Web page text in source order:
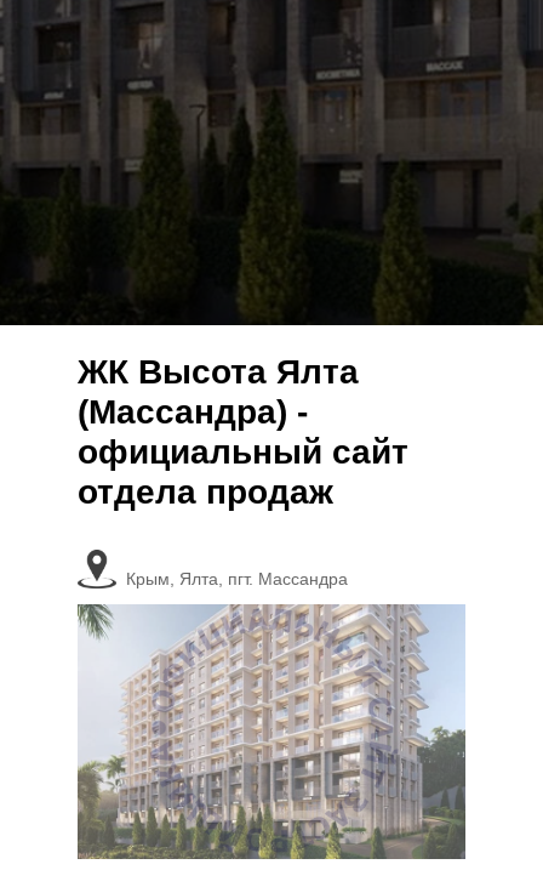
ЖК Высота Ялта
(Массандра) -
официальный сайт
отдела продаж
Крым, Ялта, пгт. Массандра